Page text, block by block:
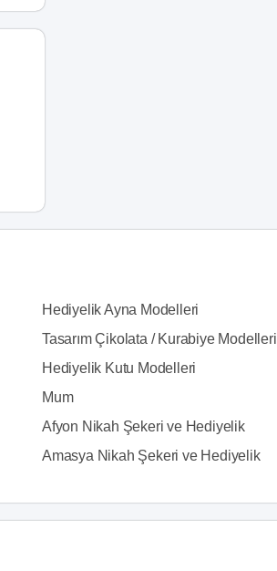
Hediyelik Ayna Modelleri
Tasarım Çikolata / Kurabiye Modelleri
Hediyelik Kutu Modelleri
Mum
Afyon Nikah Şekeri ve Hediyelik
Amasya Nikah Şekeri ve Hediyelik